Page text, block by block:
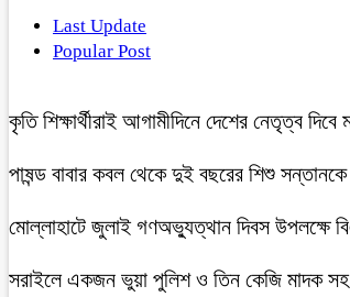
Last Update
Popular Post
কৃতি শিক্ষার্থীরাই আগামীদিনে দেশের নেতৃত্ব
পাষন্ড বাবার কবল থেকে দুই বছরের শিশু
মোল্লাহাটে জুলাই গণঅভ্যুত্থান দিবস উপলক্ষে
সরাইলে একজন ভুয়া পুলিশ ও তিন কেজি মাদক